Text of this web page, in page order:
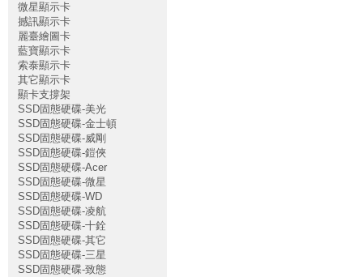
微星顯示卡
撼訊顯示卡
麗臺繪圖卡
藍寶顯示卡
索泰顯示卡
其它顯示卡
顯卡支撐架
SSD固態硬碟-美光
SSD固態硬碟-金士頓
SSD固態硬碟-威剛
SSD固態硬碟-鎧俠
SSD固態硬碟-Acer
SSD固態硬碟-微星
SSD固態硬碟-WD
SSD固態硬碟-凌航
SSD固態硬碟-十銓
SSD固態硬碟-其它
SSD固態硬碟-三星
SSD固態硬碟-致態